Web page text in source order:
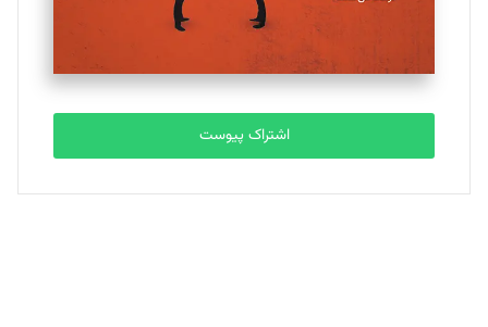
مصطفی مسجدی آرانی
تحریریه
بابک نقاش
تحریریه
اشتراک پیوست